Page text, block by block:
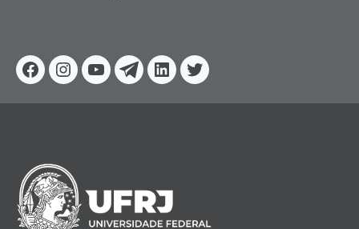
Facebook
Instagram
YoutubeTelegram
Linkedin
Twitter